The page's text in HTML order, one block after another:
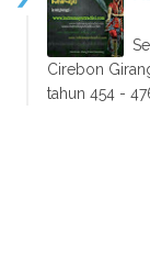
Cirebon
tahun 454 -